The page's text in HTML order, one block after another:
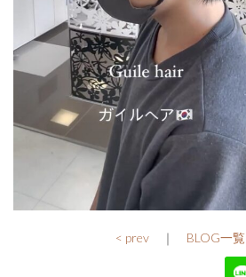
< prev ｜ BLOG一覧